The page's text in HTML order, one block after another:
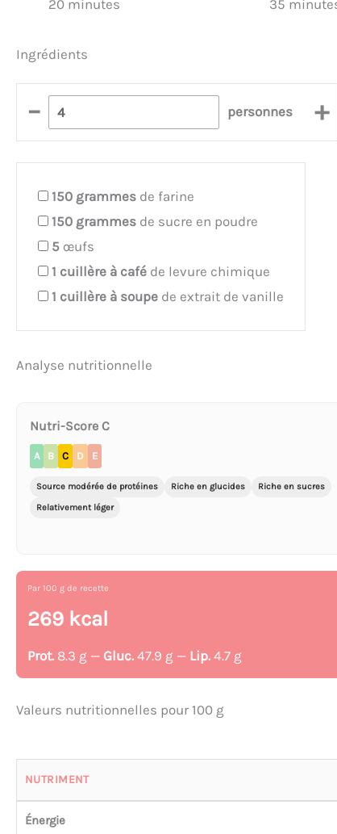
20 minutes 35
Ingrédients
– personnes +
150 grammes de farine
150 grammes de sucre en poudre
5 œufs
1 cuillère à café de levure chimique
1 cuillère à soupe de extrait de vanille
Analyse nutritionnelle
Nutri-Score C
A B C D E
Source modérée de protéines Riche en glucides
Riche en sucres
Relativement léger
Par 100 g de recette
269 kcal
Prot. 8.3 g — Gluc. 47.9 g — Lip. 4.7 g
Valeurs nutritionnelles pour 100 g
NUTRIMENT
Énergie